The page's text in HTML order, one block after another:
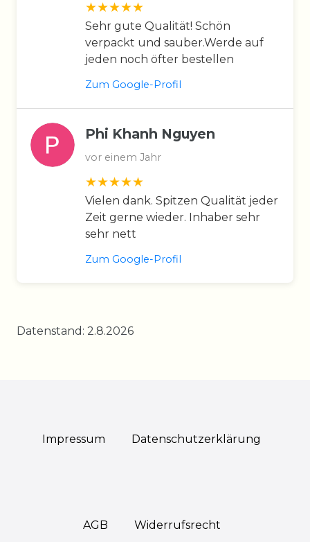
Sehr gute Qualität! Schön
verpackt und sauber.Werde auf
jeden noch öfter bestellen
Zum Google-Profil
Phi Khanh Nguyen
vor einem Jahr
Vielen dank. Spitzen Qualität jeder
Zeit gerne wieder. Inhaber sehr
sehr nett
Zum Google-Profil
Datenstand: 2.8.2026
Impressum Daten­schutz­erklärung
AGB Widerrufs­recht